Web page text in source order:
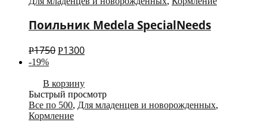
Поильник Medela SpecialNeeds
Р1750 Р1300
-19%
В корзину
Быстрый просмотр
Все по 500, Для младенцев и новорожденных,
Кормление